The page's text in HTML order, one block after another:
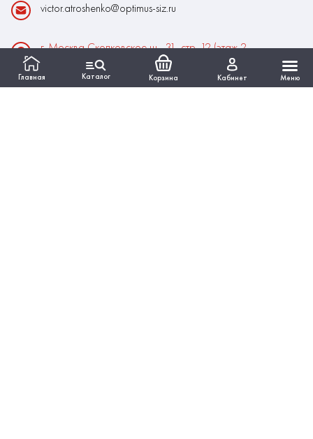
Главная Каталог Корзина Кабинет Меню
victor.atroshenko@optimus-siz.ru
г. Москва Сколковское ш., 31, стр. 12 (этаж 2,
помещение 22)
Время работы: